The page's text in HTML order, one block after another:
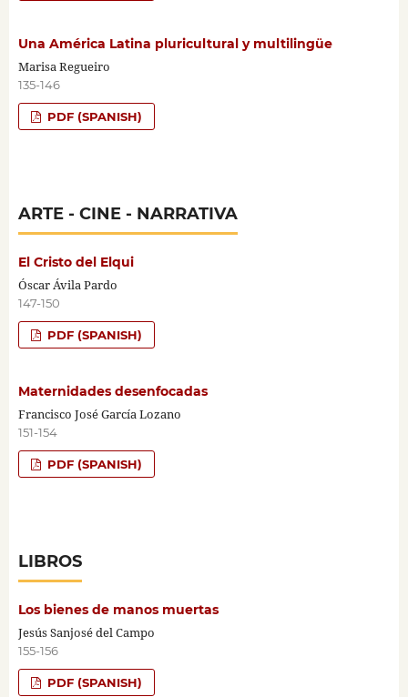
Una América Latina pluricultural y multilingüe
Marisa Regueiro
135-146
PDF (SPANISH)
ARTE - CINE - NARRATIVA
El Cristo del Elqui
Óscar Ávila Pardo
147-150
PDF (SPANISH)
Maternidades desenfocadas
Francisco José García Lozano
151-154
PDF (SPANISH)
LIBROS
Los bienes de manos muertas
Jesús Sanjosé del Campo
155-156
PDF (SPANISH)